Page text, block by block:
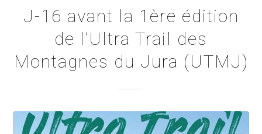
J-16 avant la 1ère édition
de l’Ultra Trail des
Montagnes du Jura (UTMJ)